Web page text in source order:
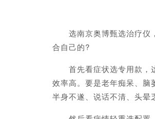
选南京奥博甄选治疗仪，
合自己的?
首先看症状选专用款，这
效率高。要是老年痴呆、脑
半身不遂、说话不清、头晕